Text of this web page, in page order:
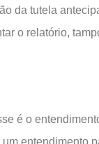
da tutela
o relatório,
é o